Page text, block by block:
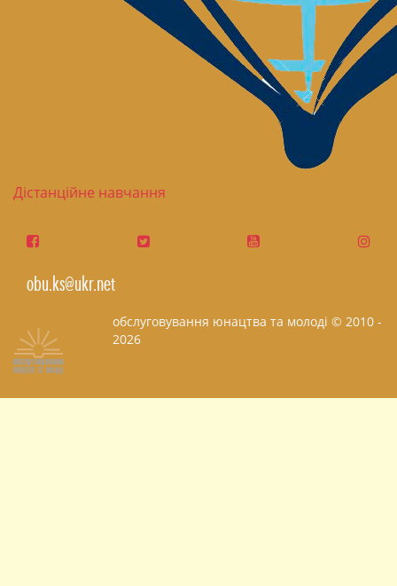
Дістанційне навчання
obu.ks@ukr.net
обслуговування юнацтва та молоді © 2010 -
2026